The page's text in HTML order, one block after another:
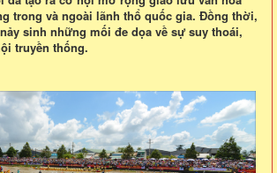
trong và ngoài lãnh thổ quốc gia. Đồng thời,
sinh những mối đe dọa về sự suy thoái,
truyền thống.